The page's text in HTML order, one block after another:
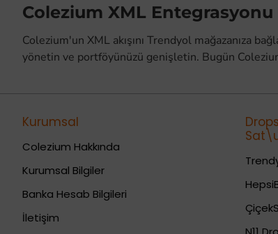
Colezium XML
Colezium'un XML akışını Trendyol mağazanıza
yönetin ve portföyünüzü genişletin. Bugün
Kurumsal
Colezium Hakkında
Kurumsal Bilgiler
Banka Hesab Bilgileri
İletişim